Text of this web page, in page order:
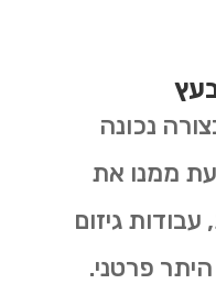
נכונה
ממנו את
גיזום
פרטני.